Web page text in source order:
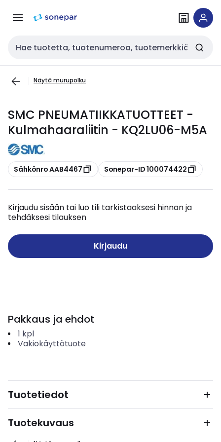
navigointiinsisältöön
Haku
Näytä murupolku
SMC PNEUMATIIKKATUOTTEET -
Kulmahaaraliitin - KQ2LU06-M5A
Kopioi
Sähkönro AAB4467 Kopioi
Sonepar-ID 100074422
Kirjaudu sisään tai luo tili tarkistaaksesi hinnan ja
tehdäksesi tilauksen
Kirjaudu
Pakkaus ja ehdot
1 kpl
Vakiokäyttötuote
Tuotetiedot
Tuotekuvaus